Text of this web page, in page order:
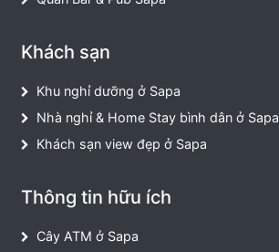
Khách sạn
Khu nghỉ dưỡng ở Sapa
Nhà nghỉ & Home Stay bình dân ở Sapa
Khách sạn view đẹp ở Sapa
Thông tin hữu ích
Cây ATM ở Sapa